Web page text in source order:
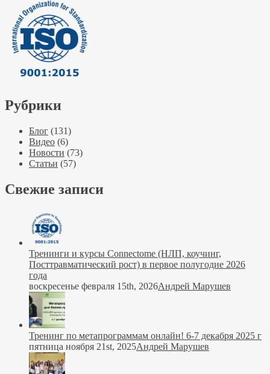
Рубрики
Блог (131)
Видео (6)
Новости (73)
Статьи (57)
Свежие записи
Тренинги и курсы Connectome (НЛП, коучинг,
Посттравматический рост) в первое полугодие 2026
года
воскресенье февраля 15th, 2026Андрей Марушев
Тренинг по метапрограммам онлайн! 6-7 декабря 2025 г
пятница ноября 21st, 2025Андрей Марушев